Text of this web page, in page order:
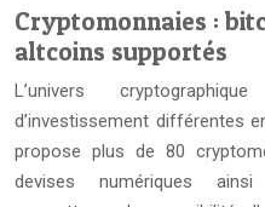
Cryptomonnaies :
altcoins supportés
L’univers
d’investissement différentes
propose plus de 80
devises numériques ainsi